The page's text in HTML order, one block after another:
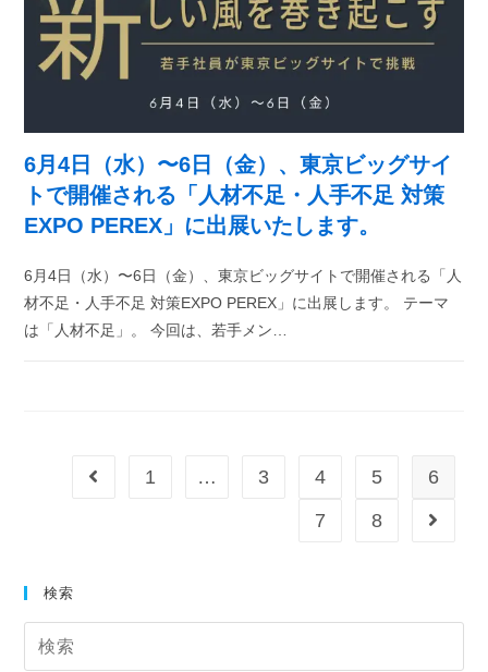
6月4日（水）〜6日（金）、東京ビッグサイ
トで開催される「人材不足・人手不足 対策
EXPO PEREX」に出展いたします。
6月4日（水）〜6日（金）、東京ビッグサイトで開催される「人
材不足・人手不足 対策EXPO PEREX」に出展します。 テーマ
は「人材不足」。 今回は、若手メン…
1 … 3 4 5
6
7
8
検索